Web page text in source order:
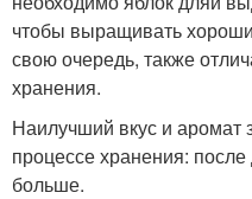
чтобы выращивать
свою очередь, также
хранения.
Наилучший вкус и аромат
процессе хранения:
больше.